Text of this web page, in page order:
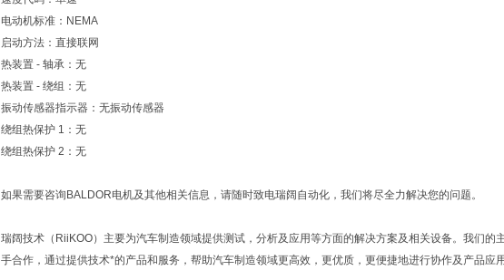
电动机标准：NEMA
启动方法：直接联网
热装置 - 轴承：无
热装置 - 绕组：无
振动传感器指示器：无振动传感器
绕组热保护 1：无
绕组热保护 2：无
如果需要咨询BALDOR电机及其他相关信息，请随时致电瑞阔自动化，我们将尽全力解决您的问题。
瑞阔技术（RiiKOO）主要为汽车制造领域提供测试，分析及应用等方面的解决方案及相关设备。我们的
手合作，通过提供技术*的产品和服务，帮助汽车制造领域更高效，更优质，更便捷地进行协作及产品应